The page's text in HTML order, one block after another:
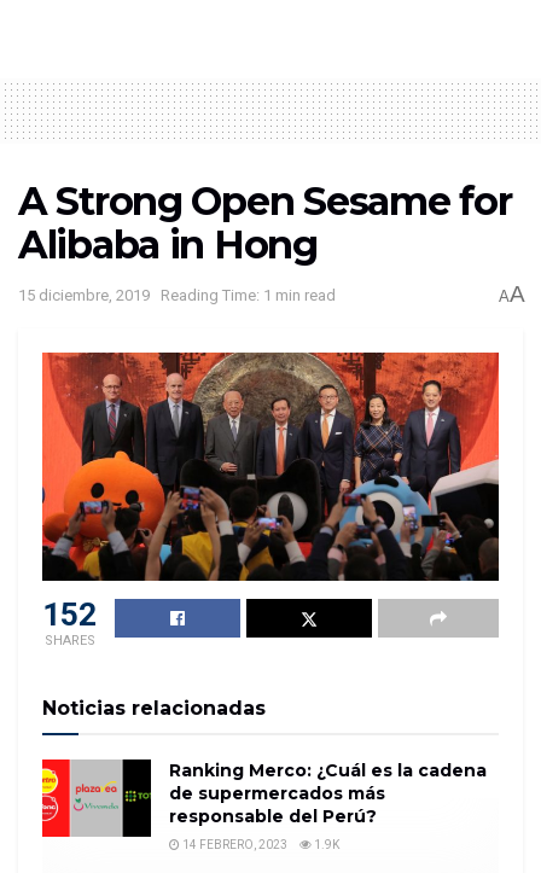
A Strong Open Sesame for
Alibaba in Hong
15 diciembre, 2019 Reading Time: 1 min read AA
152
SHARES
Noticias relacionadas
Ranking Merco: ¿Cuál es la cadena
de supermercados más
responsable del Perú?
14 FEBRERO, 2023 1.9K